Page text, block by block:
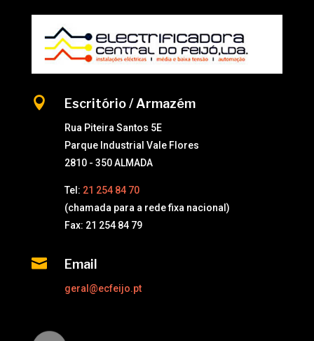
 Escritório / Armazém
Rua Piteira Santos 5E
Parque Industrial Vale Flores
2810 - 350 ALMADA
Tel: 21 254 84 70
(chamada para a rede fixa nacional)
Fax: 21 254 84 79
 Email
geral@ecfeijo.pt